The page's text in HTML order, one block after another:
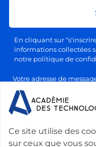
Ce site utilise des
sur ceux que vous
En cliquant sur
informations collectées
notre politique de
Votre adresse de
l'envoi de nos lettres
politique de
personnelles. Vous
cliquant sur le lien